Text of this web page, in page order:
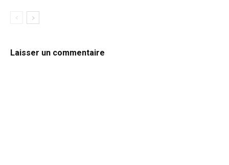
Laisser un commentaire